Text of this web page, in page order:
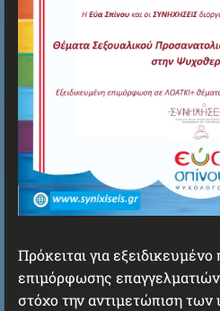
Πρόκειται για
επιμόρφωσης
στόχο την αντιμετώπιση των